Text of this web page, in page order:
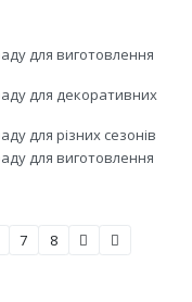
для виготовлення
для декоративних
для різних сезонів
для виготовлення
7 8